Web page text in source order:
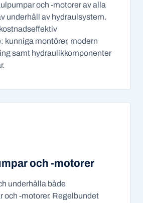
och -motorer av alla
underhåll av hydraulsystem.
kunniga montörer, modern
samt hydraulikkomponenter
och -motorer
underhålla både
och -motorer. Regelbundet